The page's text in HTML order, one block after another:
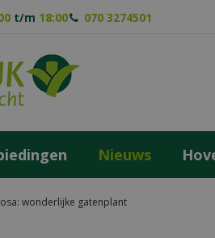
wonderlijke gatenplant
t/m 18:00 070 3274501
Nieuws